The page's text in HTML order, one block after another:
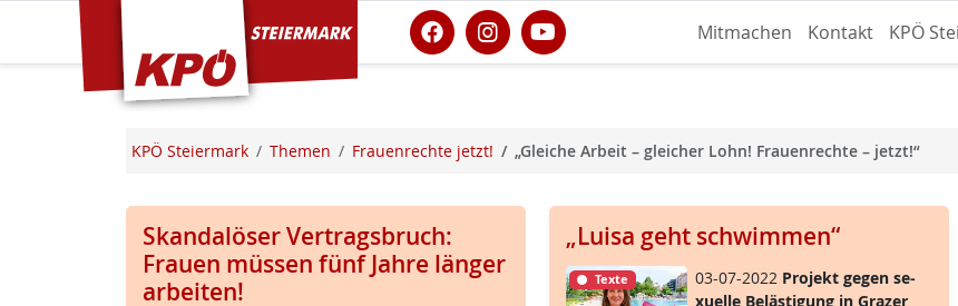
KPÖ Steiermark Mitmachen Kontakt KPÖ
KPÖ Steiermark Themen Frauenrechte jetzt! „Gleiche Arbeit – gleicher Lohn! Frauenrechte – jetzt!“
Skandalöser Vertragsbruch:
Frauen müssen fünf Jahre länger
arbeiten!
„Luisa geht schwimmen“
Texte 03-07-2022 Pro­jekt ge­gen se­
xu­el­le Be­läs­t­i­gung in Gra­zer